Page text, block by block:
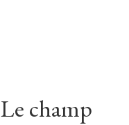
Le champ